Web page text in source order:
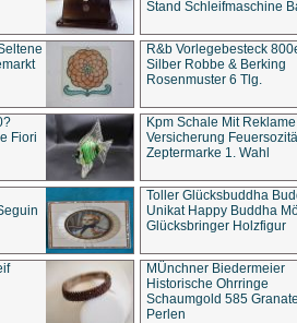
Stand Schleifmaschine
R&b Vorlegebesteck
Silber Robbe & Berking
Rosenmuster 6 Tlg.
Fiori
Kpm Schale Mit Reklame
Versicherung
Zeptermarke 1. Wahl
Toller Glücksbuddha
Unikat Happy Buddha
Glücksbringer Holzfigur
MÜnchner Biedermeier
Historische Ohrringe
Schaumgold 585
Perlen